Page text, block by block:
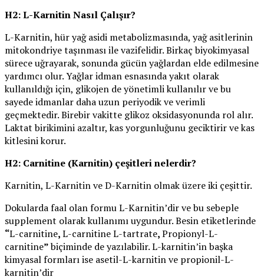
H2: L-Karnitin Nasıl Çalışır?
L-Karnitin, hür yağ asidi metabolizmasında, yağ asitlerinin
mitokondriye taşınması ile vazifelidir. Birkaç biyokimyasal
sürece uğrayarak, sonunda gücün yağlardan elde edilmesine
yardımcı olur. Yağlar idman esnasında yakıt olarak
kullanıldığı için, glikojen de yönetimli kullanılır ve bu
sayede idmanlar daha uzun periyodik ve verimli
geçmektedir. Birebir vakitte glikoz oksidasyonunda rol alır.
Laktat birikimini azaltır, kas yorgunluğunu geciktirir ve kas
kitlesini korur.
H2: Carnitine (Karnitin) çeşitleri nelerdir?
Karnitin, L-Karnitin ve D-Karnitin olmak üzere iki çeşittir.
Dokularda faal olan formu L-Karnitin’dir ve bu sebeple
supplement olarak kullanımı uygundur. Besin etiketlerinde
“L-carnitine,L-carnitine L-tartrate,Propionyl-L-
carnitine”biçiminde de yazılabilir. L-karnitin’in başka
kimyasal formları ise asetil-L-karnitin ve propionil-L-
karnitin’dir